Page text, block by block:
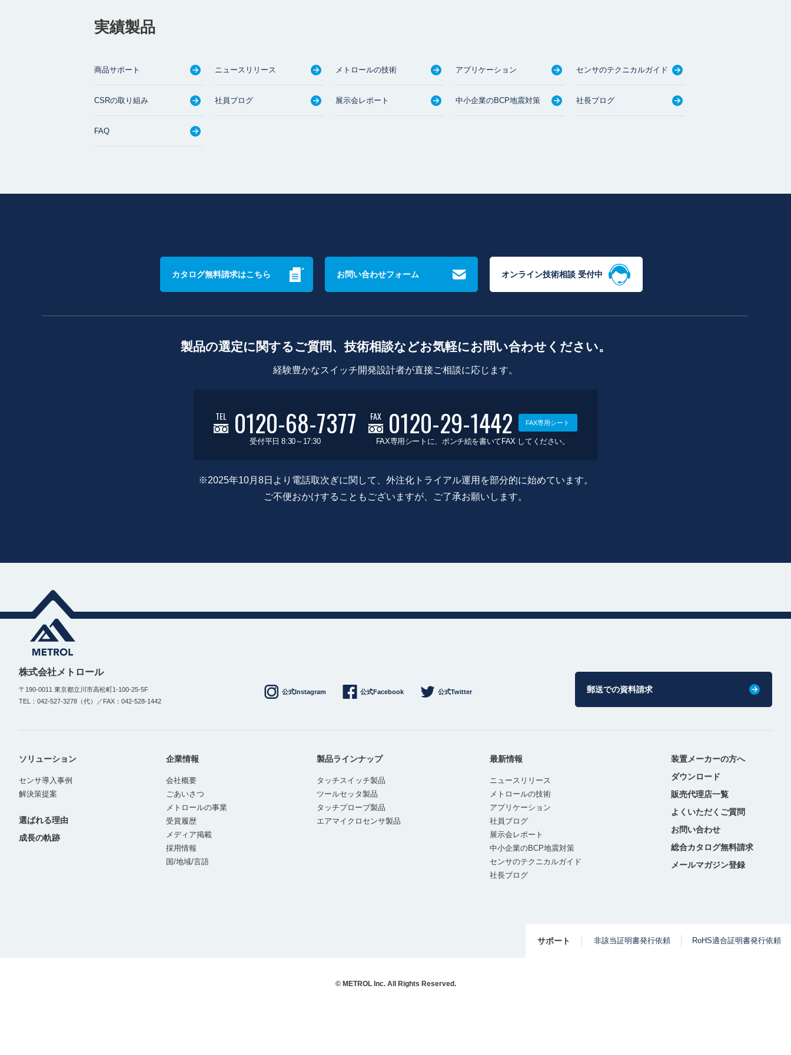
実績製品
商品サポート ニュースリリース メトロールの技術 アプリケーション センサのテクニカルガイド
CSRの取り組み 社員ブログ 展示会レポート 中小企業のBCP地震対策 社長ブログ
FAQ
カタログ無料請求はこちら お問い合わせフォーム オンライン技術相談 受付中
製品の選定に関するご質問、技術相談などお気軽にお問い合わせください。
経験豊かなスイッチ開発設計者が直接ご相談に応じます。
TEL 0120-68-7377
受付平日 8:30～17:30
FAX 0120-29-1442 FAX専用シート
FAX専用シートに、ポンチ絵を書いてFAX してください。
※2025年10月8日より電話取次ぎに関して、外注化トライアル運用を部分的に始めています。
ご不便おかけすることもございますが、ご了承お願いします。
株式会社メトロール
〒190-0011 東京都立川市高松町1-100-25-5F
TEL：042-527-3278（代）／FAX：042-528-1442
公式Instagram 公式Facebook 公式Twitter 郵送での資料請求
ソリューション
センサ導入事例
解決策提案
選ばれる理由
成長の軌跡
企業情報
会社概要
ごあいさつ
メトロールの事業
受賞履歴
メディア掲載
採用情報
国/地域/言語
製品ラインナップ
タッチスイッチ製品
ツールセッタ製品
タッチプローブ製品
エアマイクロセンサ製品
最新情報
ニュースリリース
メトロールの技術
アプリケーション
社員ブログ
展示会レポート
中小企業のBCP地震対策
センサのテクニカルガイド
社長ブログ
装置メーカーの方へ
ダウンロード
販売代理店一覧
よくいただくご質問
お問い合わせ
総合カタログ無料請求
メールマガジン登録
サポート 非該当証明書発行依頼 RoHS適合証明書発行依頼
© METROL Inc. All Rights Reserved.